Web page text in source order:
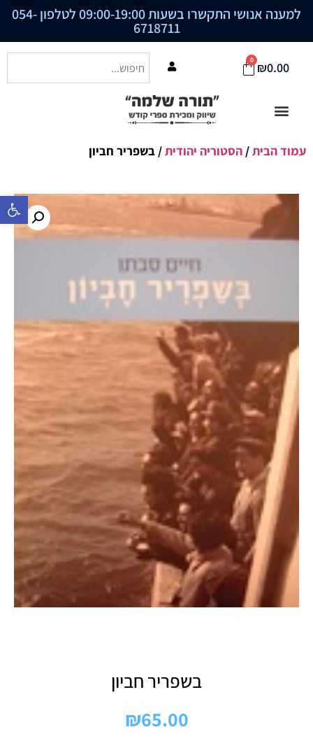
פתח סרגל
למענה אנושי התקשרו בשעות 09:00-19:00 לטלפון 054-
6718711
₪0.00
0
עמוד הבית/ הסטוריה יהודית/ בשפריר חביון
בשפריר חביון
₪65.00